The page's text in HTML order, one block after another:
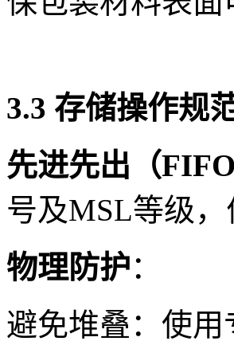
3.3 存储操作规
先进先出（FIFO
号及MSL等级
物理防护：
避免堆叠：使